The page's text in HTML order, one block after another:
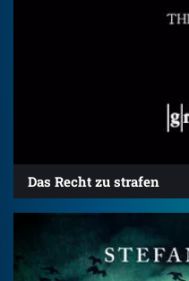
Das Recht zu strafen